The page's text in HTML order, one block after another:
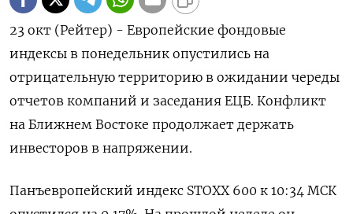
23 окт (Рейтер) - Европейские фондовые
индексы в понедельник опустились на
отрицательную территорию в ожидании череды
отчетов компаний и заседания ЕЦБ. Конфликт
на Ближнем Востоке продолжает держать
инвесторов в напряжении.
Панъевропейский индекс STOXX 600 к 10:34 МСК